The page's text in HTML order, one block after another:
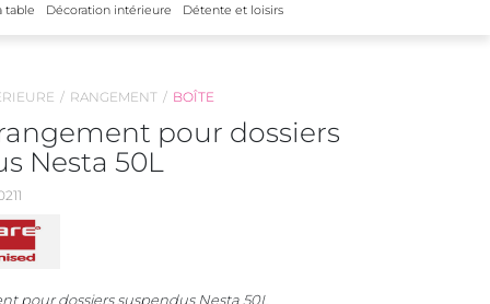
table Décoration intérieure Détente et loisirs
RANGEMENT BOÎTE
pour dossiers
Nesta 50L
pour dossiers suspendus Nesta 50L